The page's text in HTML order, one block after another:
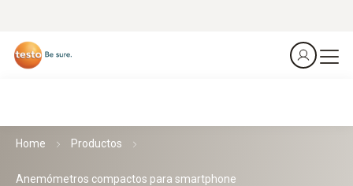
Home Productos
Anemómetros compactos para smartphone